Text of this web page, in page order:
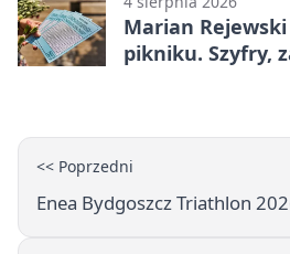
Marian
pikniku. Szyfry,
<< Poprzedni
Enea Bydgoszcz Triathlon